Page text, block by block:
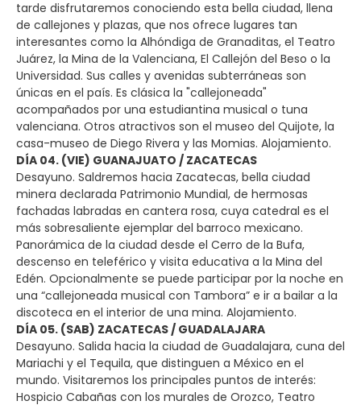
tarde disfrutaremos conociendo esta bella ciudad, llena
de callejones y plazas, que nos ofrece lugares tan
interesantes como la Alhóndiga de Granaditas, el Teatro
Juárez, la Mina de la Valenciana, El Callejón del Beso o la
Universidad. Sus calles y avenidas subterráneas son
únicas en el país. Es clásica la "callejoneada"
acompañados por una estudiantina musical o tuna
valenciana. Otros atractivos son el museo del Quijote, la
casa-museo de Diego Rivera y las Momias. Alojamiento.
DÍA 04. (VIE) GUANAJUATO / ZACATECAS
Desayuno. Saldremos hacia Zacatecas, bella ciudad
minera declarada Patrimonio Mundial, de hermosas
fachadas labradas en cantera rosa, cuya catedral es el
más sobresaliente ejemplar del barroco mexicano.
Panorámica de la ciudad desde el Cerro de la Bufa,
descenso en teleférico y visita educativa a la Mina del
Edén. Opcionalmente se puede participar por la noche en
una “callejoneada musical con Tambora” e ir a bailar a la
discoteca en el interior de una mina. Alojamiento.
DÍA 05. (SAB) ZACATECAS / GUADALAJARA
Desayuno. Salida hacia la ciudad de Guadalajara, cuna del
Mariachi y el Tequila, que distinguen a México en el
mundo. Visitaremos los principales puntos de interés:
Hospicio Cabañas con los murales de Orozco, Teatro